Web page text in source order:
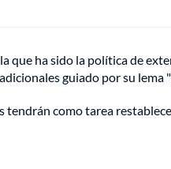
que ha sido la política de
guiado por su lema
como tarea